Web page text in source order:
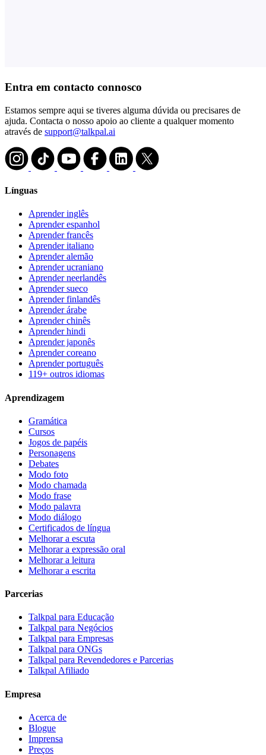
Entra em contacto connosco
Estamos sempre aqui se tiveres alguma dúvida ou precisares de
ajuda. Contacta o nosso apoio ao cliente a qualquer momento
através de support@talkpal.ai
Línguas
Aprender inglês
Aprender espanhol
Aprender francês
Aprender italiano
Aprender alemão
Aprender ucraniano
Aprender neerlandês
Aprender sueco
Aprender finlandês
Aprender árabe
Aprender chinês
Aprender hindi
Aprender japonês
Aprender coreano
Aprender português
119+ outros idiomas
Aprendizagem
Gramática
Cursos
Jogos de papéis
Personagens
Debates
Modo foto
Modo chamada
Modo frase
Modo palavra
Modo diálogo
Certificados de língua
Melhorar a escuta
Melhorar a expressão oral
Melhorar a leitura
Melhorar a escrita
Parcerias
Talkpal para Educação
Talkpal para Negócios
Talkpal para Empresas
Talkpal para ONGs
Talkpal para Revendedores e Parcerias
Talkpal Afiliado
Empresa
Acerca de
Blogue
Imprensa
Preços